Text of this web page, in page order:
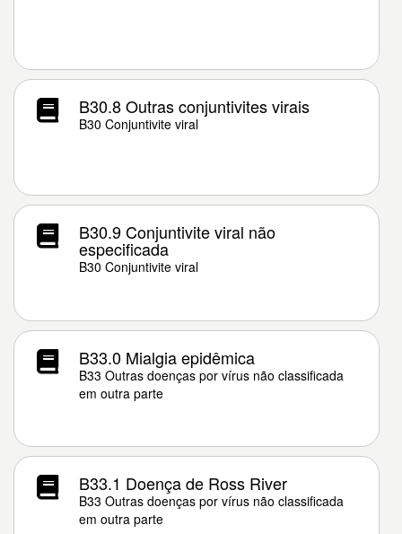
B30.8 Outras conjuntivites virais
B30 Conjuntivite viral
B30.9 Conjuntivite viral não
especificada
B30 Conjuntivite viral
B33.0 Mialgia epidêmica
B33 Outras doenças por vírus não classificada
em outra parte
B33.1 Doença de Ross River
B33 Outras doenças por vírus não classificada
em outra parte